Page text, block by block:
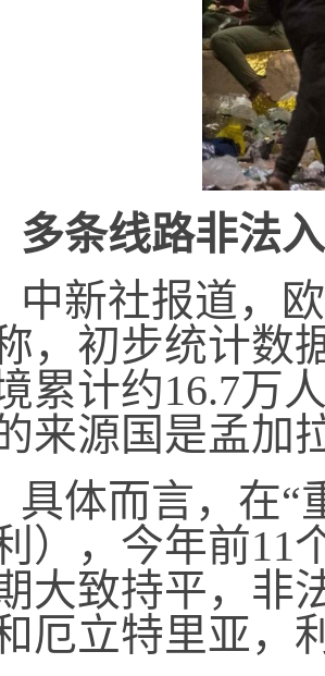
多条线路非法
中新社报道，
，初步统计数
累计约16.7万
来源国是孟加
具体而言，在“
），今年前11
大致持平，非
厄立特里亚，